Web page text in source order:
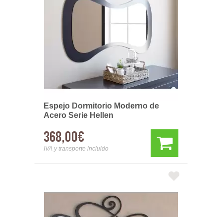
Espejo Dormitorio Moderno de
Acero Serie Hellen
368,00€
IVA y transporte incluido